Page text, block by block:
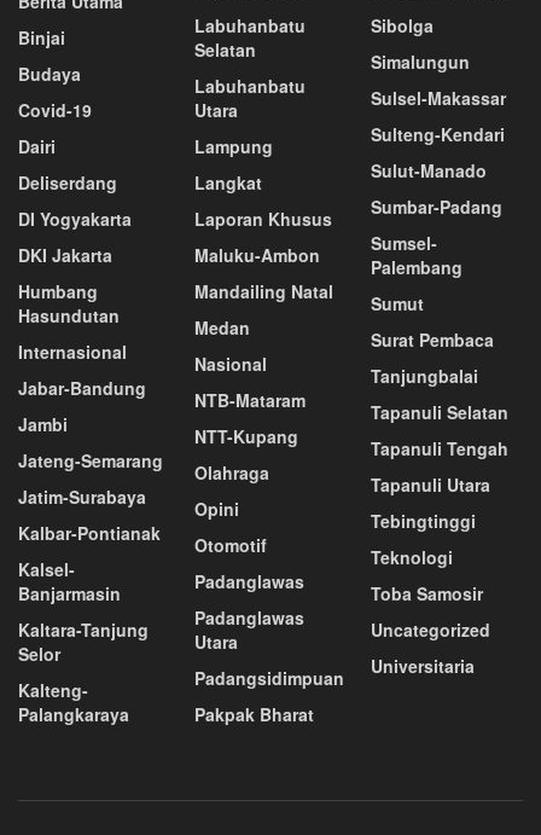
Binjai
Budaya
Covid-19
Dairi
Deliserdang
DI Yogyakarta
DKI Jakarta
Humbang
Hasundutan
Internasional
Jabar-Bandung
Jambi
Jateng-Semarang
Jatim-Surabaya
Kalbar-Pontianak
Kalsel-
Banjarmasin
Kaltara-Tanjung
Selor
Kalteng-
Palangkaraya
Labuhanbatu
Selatan
Labuhanbatu
Utara
Lampung
Langkat
Laporan Khusus
Maluku-Ambon
Mandailing Natal
Medan
Nasional
NTB-Mataram
NTT-Kupang
Olahraga
Opini
Otomotif
Padanglawas
Padanglawas
Utara
Padangsidimpuan
Pakpak Bharat
Sibolga
Simalungun
Sulsel-Makassar
Sulteng-Kendari
Sulut-Manado
Sumbar-Padang
Sumsel-
Palembang
Sumut
Surat Pembaca
Tanjungbalai
Tapanuli Selatan
Tapanuli Tengah
Tapanuli Utara
Tebingtinggi
Teknologi
Toba Samosir
Uncategorized
Universitaria